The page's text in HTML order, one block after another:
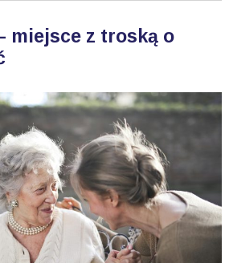
miejsce z troską o